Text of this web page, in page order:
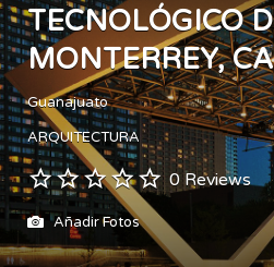
TECNOLÓGICO
MONTERREY,
Guanajuato
ARQUITECTURA
0 Reviews
Añadir Fotos